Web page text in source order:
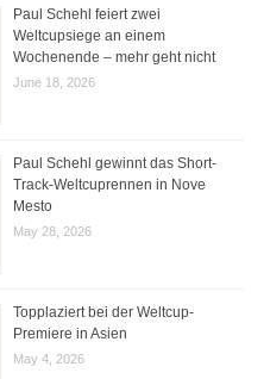
Paul Schehl feiert zwei
Weltcupsiege an einem
Wochenende – mehr geht nicht
June 18, 2026
Paul Schehl gewinnt das Short-
Track-Weltcuprennen in Nove
Mesto
May 28, 2026
Topplaziert bei der Weltcup-
Premiere in Asien
May 4, 2026